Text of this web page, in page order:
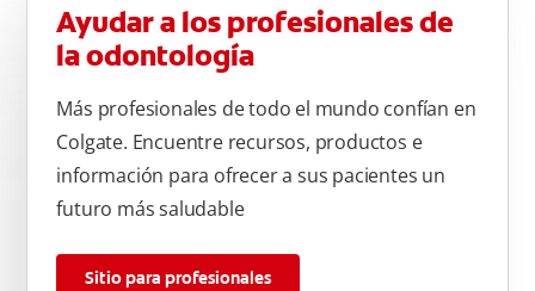
Ayudar a los profesionales de
la odontología
Más profesionales de todo el mundo confían en
Colgate. Encuentre recursos, productos e
información para ofrecer a sus pacientes un
futuro más saludable
Sitio para profesionales